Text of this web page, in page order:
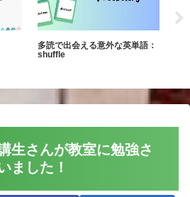
多読で出会える意外な英単語：
shuffle
生さんが教室に勉強さ
ました！